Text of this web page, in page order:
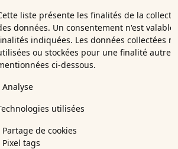
liste présente les finalités de la
données. Un consentement n'est
indiquées. Les données collectées
ou stockées pour une finalité autre
ci-dessous.
Analyse
utilisées
Partage de cookies
Pixel tags